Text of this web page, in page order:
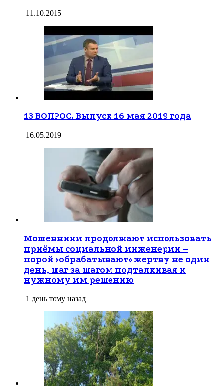
11.10.2015
13 ВОПРОС. Выпуск 16 мая 2019 года
16.05.2019
Мошенники продолжают использовать
приёмы социальной инженерии –
порой «обрабатывают» жертву не один
день, шаг за шагом подталкивая к
нужному им решению
1 день тому назад